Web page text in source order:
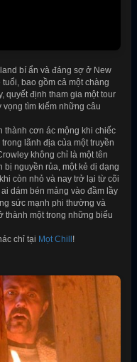
bí ẩn và đáng sợ ở New
bao gồm cả một chàng
quyết định tham gia một tour
vọng tìm kiếm những câu
thành cơn ác mộng khi chiếc
lãnh địa của một truyền
không chỉ là một tên
nguyền rủa, một kẻ dị dạng
còn nhỏ và nay trở lại từ cõi
dám bén mảng vào đầm lầy
sức mạnh phi thường và
thành một trong những biểu
chỉ tại Mọt Chill !